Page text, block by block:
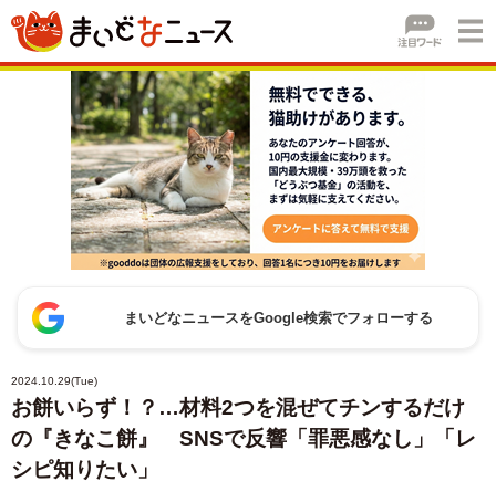
まいどなニュースをGoogle検索でフォローする
2024.10.29(Tue)
お餅いらず！？…材料2つを混ぜてチンするだけ
の『きなこ餅』 SNSで反響「罪悪感なし」「レ
シピ知りたい」